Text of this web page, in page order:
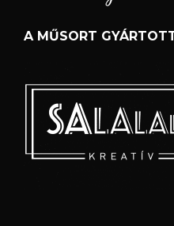
A MŰSORT